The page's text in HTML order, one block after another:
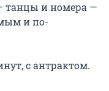
танцы и номера —
и по-
с антрактом.